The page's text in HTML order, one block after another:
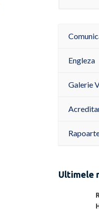
Engleza
Galerie
Ultimele